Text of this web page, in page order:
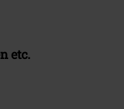
etc.